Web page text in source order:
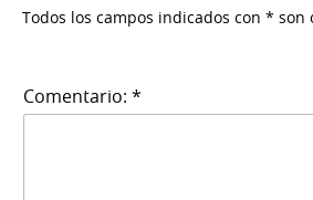
Todos los campos indicados con * son
Comentario: *